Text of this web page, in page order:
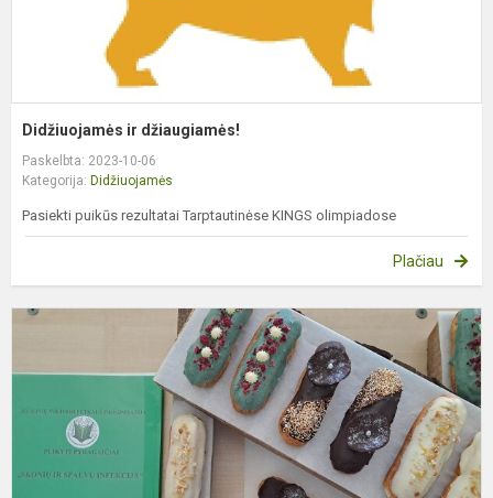
Didžiuojamės ir džiaugiamės!
Paskelbta: 2023-10-06
Kategorija: Didžiuojamės
Pasiekti puikūs rezultatai Tarptautinėse KINGS olimpiadose
Plačiau